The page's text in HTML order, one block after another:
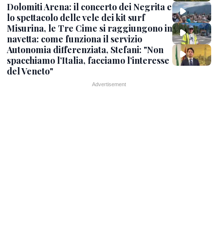
Dolomiti Arena: il concerto dei Negrita e
lo spettacolo delle vele dei kit surf
Misurina, le Tre Cime si raggiungono in
navetta: come funziona il servizio
Autonomia differenziata, Stefani: "Non
spacchiamo l’Italia, facciamo l’interesse
del Veneto"